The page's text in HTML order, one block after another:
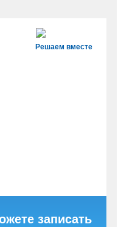
Решаем вместе
записать